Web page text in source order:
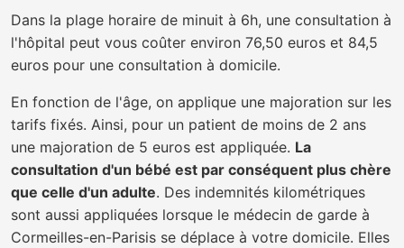
Dans la plage horaire de minuit à 6h, une consultation à
l'hôpital peut vous coûter environ 76,50 euros et 84,5
euros pour une consultation à domicile.
En fonction de l'âge, on applique une majoration sur les
tarifs fixés. Ainsi, pour un patient de moins de 2 ans
une majoration de 5 euros est appliquée. La
consultation d'un bébé est par conséquent plus chère
que celle d'un adulte. Des indemnités kilométriques
sont aussi appliquées lorsque le médecin de garde à
Cormeilles-en-Parisis se déplace à votre domicile. Elles